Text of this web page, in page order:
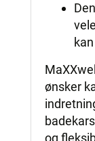
ønsker
og